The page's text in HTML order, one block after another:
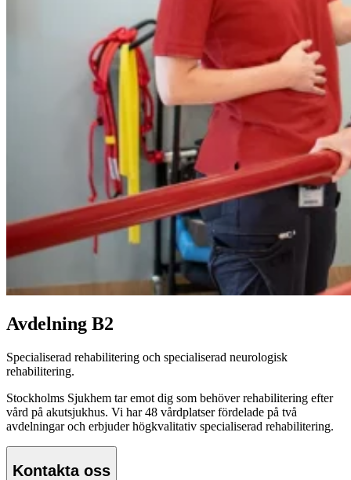
Avdelning B2
Specialiserad rehabilitering och specialiserad neurologisk
rehabilitering.
Stockholms Sjukhem tar emot dig som behöver rehabilitering efter
vård på akutsjukhus. Vi har 48 vårdplatser fördelade på två
avdelningar och erbjuder högkvalitativ specialiserad rehabilitering.
Kontakta oss